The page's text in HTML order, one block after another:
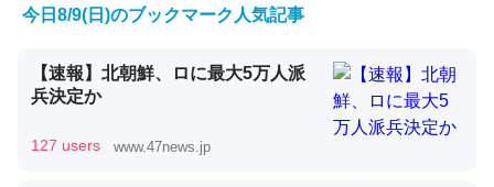
くらい。小説でいう「ずっと前の伏線」は回収されないけ
ど、短期記憶というには多い分量。進化すればするほど分
かりやすく強くなりそう
今日8/9(日)のブックマーク人気記事
【速報】北朝鮮、ロに最大5万人派
兵決定か
127 users www.47news.jp